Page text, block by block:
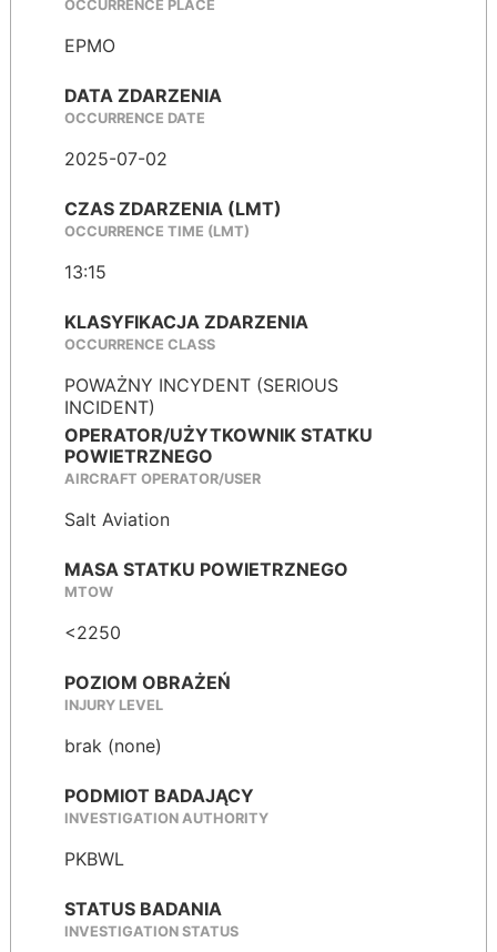
OCCURRENCE PLACE
EPMO
DATA ZDARZENIA
OCCURRENCE DATE
2025-07-02
CZAS ZDARZENIA (LMT)
OCCURRENCE TIME (LMT)
13:15
KLASYFIKACJA ZDARZENIA
OCCURRENCE CLASS
POWAŻNY INCYDENT (SERIOUS
INCIDENT)
OPERATOR/UŻYTKOWNIK STATKU
POWIETRZNEGO
AIRCRAFT OPERATOR/USER
Salt Aviation
MASA STATKU POWIETRZNEGO
MTOW
<2250
POZIOM OBRAŻEŃ
INJURY LEVEL
brak (none)
PODMIOT BADAJĄCY
INVESTIGATION AUTHORITY
PKBWL
STATUS BADANIA
INVESTIGATION STATUS